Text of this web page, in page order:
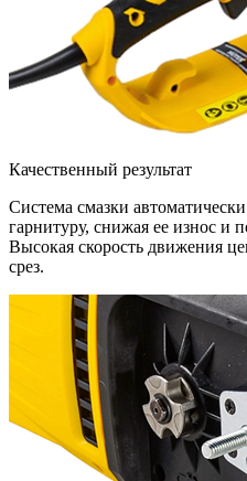
Качественный результат
Система смазки
гарнитуру, снижая ее износ и
Высокая скорость движения
срез.